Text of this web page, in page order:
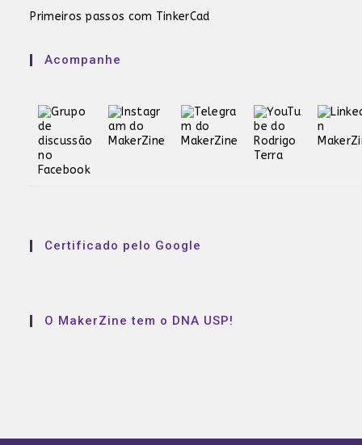
Primeiros passos com TinkerCad
Acompanhe
Certificado pelo Google
O MakerZine tem o DNA USP!